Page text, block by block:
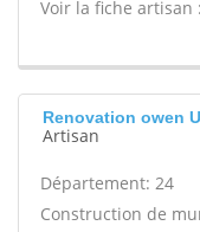
Voir la fiche artisan :
Renovation owen
Artisan
Département: 24
Construction de